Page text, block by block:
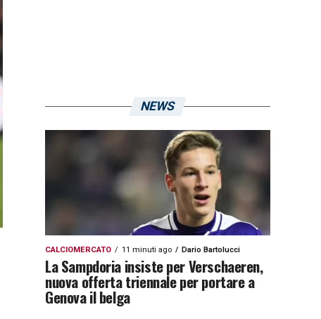
NEWS
CALCIOMERCATO 11 minuti ago Dario Bartolucci
La Sampdoria insiste per Verschaeren,
nuova offerta triennale per portare a
Genova il belga